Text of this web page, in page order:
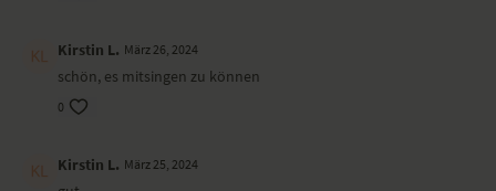
Tradition
Hinduismus; Ursprung in den Shiva-Puranas, der Sammlung von
Gesang & Gitarre: Jessica Rost
Kirstin L. März 26, 2024
schön, es mitsingen zu können
0
Kirstin L. März 25, 2024